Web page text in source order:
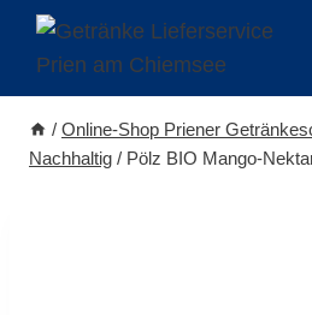
Zum
/ Online-Shop Priener
Nachhaltig / Pölz BIO Mango-